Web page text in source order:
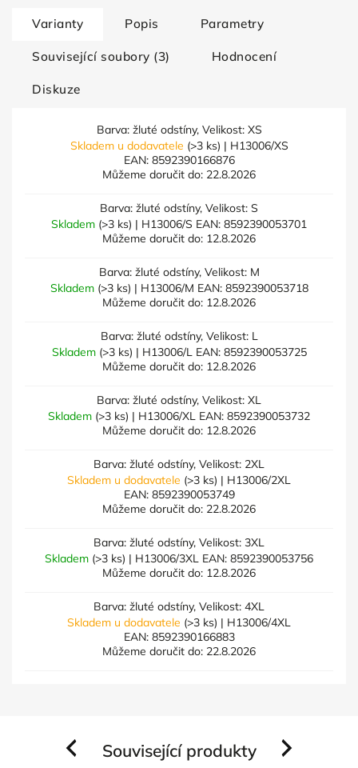
Varianty Popis Parametry
Související soubory (3) Hodnocení
Diskuze
Barva: žluté odstíny, Velikost: XS
Skladem u dodavatele (>3 ks) | H13006/XS
EAN: 8592390166876
Můžeme doručit do: 22.8.2026
Barva: žluté odstíny, Velikost: S
Skladem (>3 ks) | H13006/S EAN: 8592390053701
Můžeme doručit do: 12.8.2026
Barva: žluté odstíny, Velikost: M
Skladem (>3 ks) | H13006/M EAN: 8592390053718
Můžeme doručit do: 12.8.2026
Barva: žluté odstíny, Velikost: L
Skladem (>3 ks) | H13006/L EAN: 8592390053725
Můžeme doručit do: 12.8.2026
Barva: žluté odstíny, Velikost: XL
Skladem (>3 ks) | H13006/XL EAN: 8592390053732
Můžeme doručit do: 12.8.2026
Barva: žluté odstíny, Velikost: 2XL
Skladem u dodavatele (>3 ks) | H13006/2XL
EAN: 8592390053749
Můžeme doručit do: 22.8.2026
Barva: žluté odstíny, Velikost: 3XL
Skladem (>3 ks) | H13006/3XL EAN: 8592390053756
Můžeme doručit do: 12.8.2026
Barva: žluté odstíny, Velikost: 4XL
Skladem u dodavatele (>3 ks) | H13006/4XL
EAN: 8592390166883
Můžeme doručit do: 22.8.2026
Související produkty
Previous Next